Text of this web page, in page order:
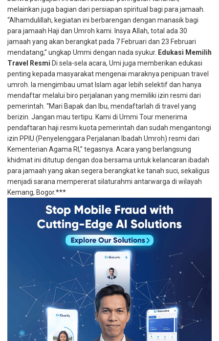
melainkan juga bagian dari persiapan spiritual bagi para jamaah.
“Alhamdulillah, kegiatan ini berbarengan dengan manasik bagi
para jamaah Haji dan Umroh kami. Insya Allah, total ada 30
jamaah yang akan berangkat pada 7 Februari dan 23 Februari
mendatang,” ungkap Ummi dengan nada syukur. Edukasi Memilih
Travel Resmi Di sela-sela acara, Umi juga memberikan edukasi
penting kepada masyarakat mengenai maraknya penipuan travel
umroh. Ia mengimbau umat Islam agar lebih selektif dan hanya
mendaftar melalui biro perjalanan yang memiliki izin resmi dari
pemerintah. “Mari Bapak dan Ibu, mendaftarlah di travel yang
berizin. Jangan mau tertipu. Kami di Ummi Tour menerima
pendaftaran haji resmi kuota pemerintah dan sudah mengantongi
izin PPIU (Penyelenggara Perjalanan Ibadah Umroh) resmi dari
Kementerian Agama RI,” tegasnya. Acara yang berlangsung
khidmat ini ditutup dengan doa bersama untuk kelancaran ibadah
para jamaah yang akan segera berangkat ke tanah suci, sekaligus
menjadi sarana mempererat silaturahmi antarwarga di wilayah
Kemang, Bogor.***